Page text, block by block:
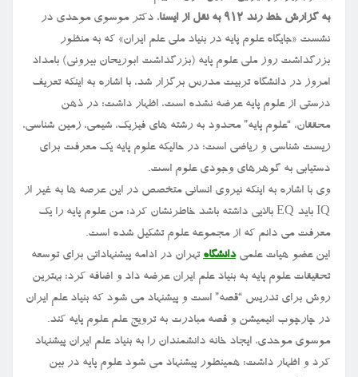
به گزارش خط رند ۹۱۲ به نقل از ایسنا
، دکتر موسوی موحدی در
نشست «جایگاه علوم پایه در بنیاد ملی علم ایران» که به منظور
بزرگداشت روز ملی علوم پایه (بزرگداشت ابوریحان بیرونی) بامداد
امروز در دانشگاه تربیت مدرس برگزار شد، با اشاره به اینکه تعریف
درستی از علوم پایه عرضه نشده است، اظهار داشت: در ذهن
محققان، “علوم پایه” محدود به رشته های فیزیک، شیمی، زمین شناسی،
زیست شناسی و ریاضی است؛ در حالیکه علوم پایه یک معرفت برای
دستیابی به گوهرهای وجودی علوم است.
وی با اشاره به اینکه نیروی انسانی متخصص در این عرصه ها به غیر از
IQ باید EQ بالایی داشته باشد خاطرنشان کرد: من علوم پایه را یک
معرفت می دانم که از مجموعه علوم تشکیل شده است.
این عضو هیات علمیدانشگاه تهران در ادامه پیشنهاداتی برای توسعه
تحقیقات علوم پایه به بنیاد علم ایران عرضه داد و اضافه کرد: بهترین
روش برای تدریس “قصه” است و پیشنهاد می شود که بنیاد علم ایران
در چارچوب انیمیشن و قصه مبادرت به ترویج علم علوم پایه کند.
موسوی موحدی، ایجاد خانه دانشمندان را به بنیاد علم ایران پیشنهاد
کرد و اظهار داشت: همینطور پیشنهاد می شود علوم پایه در بین